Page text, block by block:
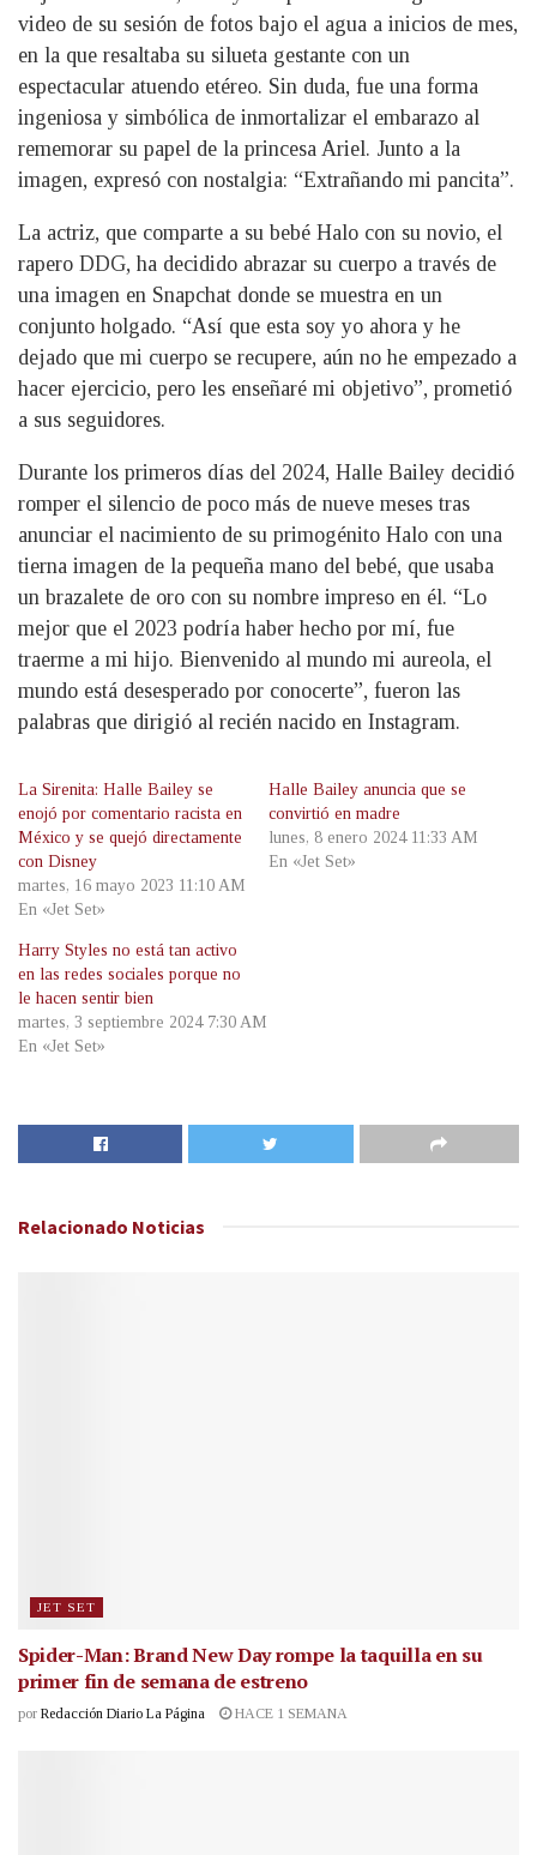
video de su sesión de fotos bajo el agua a inicios de mes,
en la que resaltaba su silueta gestante con un
espectacular atuendo etéreo. Sin duda, fue una forma
ingeniosa y simbólica de inmortalizar el embarazo al
rememorar su papel de la princesa Ariel. Junto a la
imagen, expresó con nostalgia: “Extrañando mi pancita”.
La actriz, que comparte a su bebé Halo con su novio, el
rapero DDG, ha decidido abrazar su cuerpo a través de
una imagen en Snapchat donde se muestra en un
conjunto holgado. “Así que esta soy yo ahora y he
dejado que mi cuerpo se recupere, aún no he empezado a
hacer ejercicio, pero les enseñaré mi objetivo”, prometió
a sus seguidores.
Durante los primeros días del 2024, Halle Bailey decidió
romper el silencio de poco más de nueve meses tras
anunciar el nacimiento de su primogénito Halo con una
tierna imagen de la pequeña mano del bebé, que usaba
un brazalete de oro con su nombre impreso en él. “Lo
mejor que el 2023 podría haber hecho por mí, fue
traerme a mi hijo. Bienvenido al mundo mi aureola, el
mundo está desesperado por conocerte”, fueron las
palabras que dirigió al recién nacido en Instagram.
La Sirenita: Halle Bailey se
enojó por comentario racista en
México y se quejó directamente
con Disney
martes, 16 mayo 2023 11:10 AM
En «Jet Set»
Halle Bailey anuncia que se
convirtió en madre
lunes, 8 enero 2024 11:33 AM
En «Jet Set»
Harry Styles no está tan activo
en las redes sociales porque no
le hacen sentir bien
martes, 3 septiembre 2024 7:30 AM
En «Jet Set»
Relacionado Noticias
JET SET
Spider-Man: Brand New Day rompe la taquilla en su
primer fin de semana de estreno
por Redacción Diario La Página HACE 1 SEMANA